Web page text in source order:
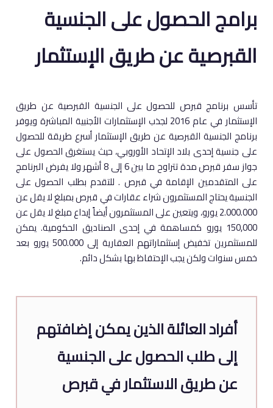
برامج الحصول على الجنسية
القبرصية عن طريق الإستثمار
تأسس برنامج قبرص للحصول على الجنسية القبرصية عن طريق
الإستثمار في عام 2016 لجذب الإستثمارات الأجنبية المباشرة ويوفر
برنامج الجنسية القبرصية عن طريق الإستثمار أسرع طريقة للحصول
على جنسية إحدى بلاد الإتحاد الأوروبي، حيث يستغرق الحصول على
جواز سفر قبرص مدة تتراوح ما بين 6 إلى 8 أشهر ولا يفرض البرنامج
على المتقدمين الإقامة في قبرص . للتقدم بطلب الحصول على
الجنسية يحتاج المستثمرون شراء عقارات في قبرص بمبلغ لا يقل عن
2.000.000 يورو، ويتعين على المستثمرون أيضاً إيداع مبلغ لا يقل عن
150,000 يورو كمساهمة في إحدى الصناديق الحكومية. يمكن
للمستثمرين تخفيض إستثماراتهم العقارية إلى 500.000 يورو بعد
خمس سنوات ولكن يجب الإحتفاظ بها بشكل دائم.
أفراد العائلة الذين يمكن إضافتهم
إلى طلب الحصول على الجنسية
عن طريق الاستثمار في قبرص